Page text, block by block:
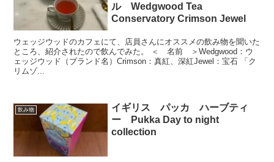
ル Wedgwood Tea
Conservatory Crimson Jewel
ウェッジウッドのカフェにて、店員さんにオススメの飲み物を聞いた
ところ、紹介されたので飲んでみた。 ＜ 名前 ＞Wedgwood：ウ
ェッジウッド（ブランド名）Crimson：真紅、深紅Jewel：宝石 「ク
リムゾ...
飲み物
イギリス パッカ ハーブティ
ー Pukka Day to night
collection